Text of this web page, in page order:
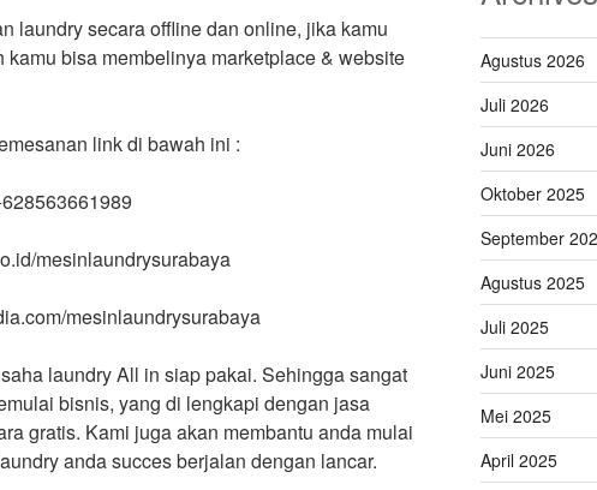
laundry secara offline dan online, jika kamu
kamu bisa membelinya marketplace & website
link di bawah ini :
mesinlaundrysurabaya
mesinlaundrysurabaya
laundry All in siap pakai. Sehingga sangat
bisnis, yang di lengkapi dengan jasa
gratis. Kami juga akan membantu anda mulai
anda succes berjalan dengan lancar.
Agustus 2026
Juli 2026
Juni 2026
Oktober 2025
September
Agustus 2025
Juli 2025
Juni 2025
Mei 2025
April 2025